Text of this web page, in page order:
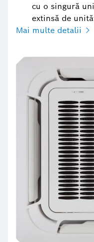
cu o singură
extinsă de
Mai multe detalii